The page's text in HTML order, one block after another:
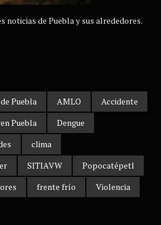
noticias de Puebla y sus alrededores.
Puebla AMLO
Accidente
Puebla
Dengue
clima
SITIAVW
Popocatépetl
frente frío Violencia